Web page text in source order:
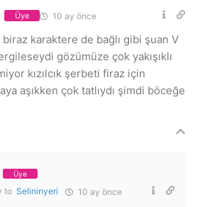
Üye 10 ay önce
biraz karaktere de bağlı gibi şuan V
gözümüze çok yakışıklı
kızılcık şerbeti firaz için
aşıkken çok tatlıydı şimdi böceğe
Üye
to Selininyeri 10 ay önce